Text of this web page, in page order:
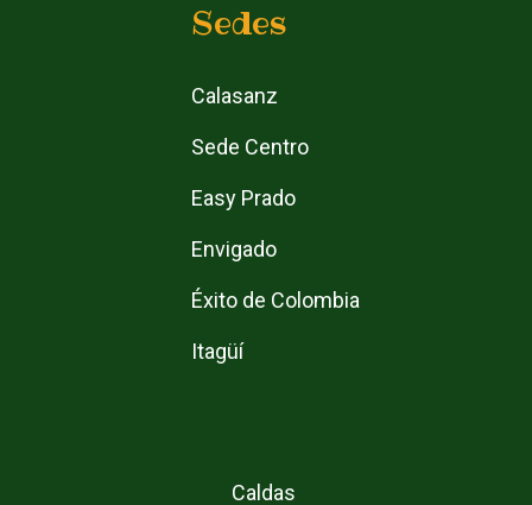
Sedes
Calasanz
Sede Centro
Easy Prado
Envigado
Éxito de Colombia
Itagüí
Caldas